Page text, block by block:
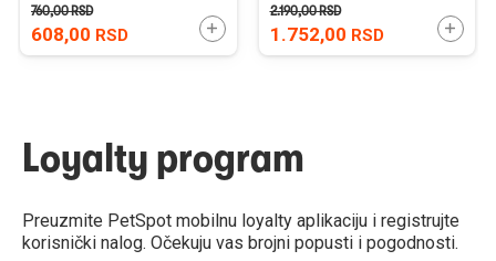
608,00 RSD
760,00RSD
DODAJTE U KORPU
1.752,00 RSD
2.190,00RSD
Loyalty program
Preuzmite PetSpot mobilnu loyalty aplikaciju i registrujte
korisnički nalog. Očekuju vas brojni popusti i pogodnosti.